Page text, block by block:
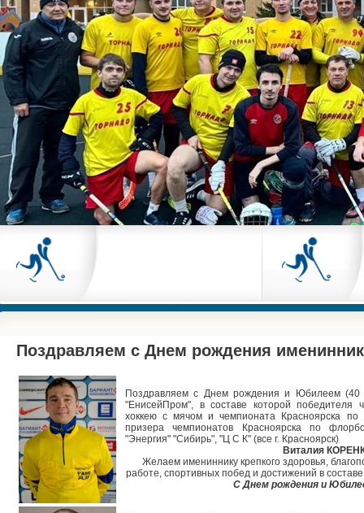
Поздравляем с Днем рождения
Поздравляем с Днем рождения и Юбилеем (40
"ЕнисейПром", в составе которой победителя
хоккею с мячом и чемпионата Красноярска
призера чемпионатов Красноярска по
"Энергия" "Сибирь", "Ц С К" (все г. Красноярск)
Виталия
Желаем имениннику крепкого здоровья,
работе, спортивных побед и достижений в
С Днем рождения и